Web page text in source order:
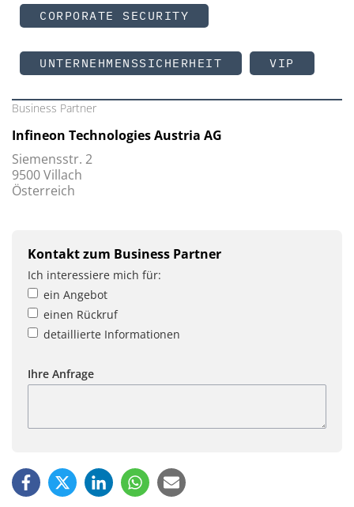
CORPORATE SECURITY
UNTERNEHMENSSICHERHEIT VIP
Business Partner
Infineon Technologies Austria AG
Siemensstr. 2
9500 Villach
Österreich
Kontakt zum Business Partner
Ich interessiere mich für:
ein Angebot
einen Rückruf
detaillierte Informationen
Ihre Anfrage